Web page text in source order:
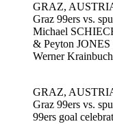
GRAZ,
Graz 99ers vs.
Michael
& Peyton JONES
Werner
GRAZ,
Graz 99ers vs.
99ers goal